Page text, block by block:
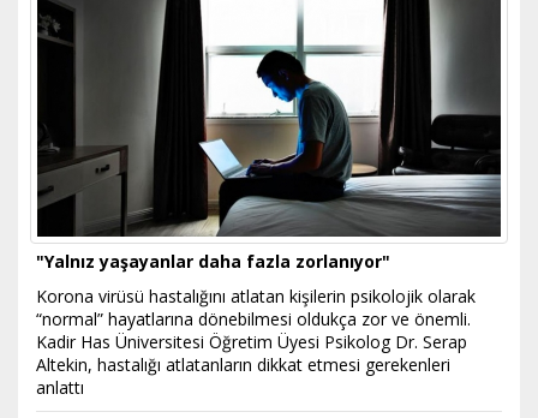
"Yalnız yaşayanlar daha fazla zorlanıyor"
Korona virüsü hastalığını atlatan kişilerin psikolojik olarak
“normal” hayatlarına dönebilmesi oldukça zor ve önemli.
Kadir Has Üniversitesi Öğretim Üyesi Psikolog Dr. Serap
Altekin, hastalığı atlatanların dikkat etmesi gerekenleri
anlattı